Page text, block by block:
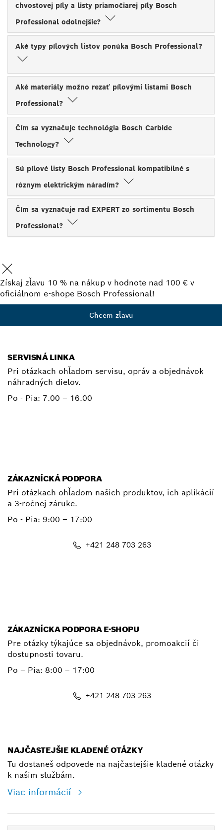
chvostovej píly a listy priamočiarej píly Bosch
Professional odolnejšie?
Aké typy pílových listov ponúka Bosch Professional?
Aké materiály možno rezať pílovými listami Bosch
Professional?
Čím sa vyznačuje technológia Bosch Carbide
Technology?
Sú pílové listy Bosch Professional kompatibilné s
rôznym elektrickým náradím?
Čím sa vyznačuje rad EXPERT zo sortimentu Bosch
Professional?
Získaj zľavu 10 % na nákup v hodnote nad 100 € v
oficiálnom e-shope Bosch Professional!
Chcem zľavu
SERVISNÁ LINKA
Pri otázkach ohľadom servisu, opráv a objednávok
náhradných dielov.
Po - Pia: 7.00 – 16.00
ZÁKAZNÍCKÁ PODPORA
Pri otázkach ohľadom našich produktov, ich aplikácií
a 3-ročnej záruke.
Po - Pia: 9:00 – 17:00
+421 248 703 263
ZÁKAZNÍCKA PODPORA E-SHOPU
Pre otázky týkajúce sa objednávok, promoakcií či
dostupnosti tovaru.
Po – Pia: 8:00 – 17:00
+421 248 703 263
NAJČASTEJŠIE KLADENÉ OTÁZKY
Tu dostaneš odpovede na najčastejšie kladené otázky
k našim službám.
Viac informácií